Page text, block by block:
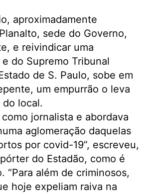
aproximadamente
sede do Governo,
e reivindicar uma
do Supremo Tribunal
de S. Paulo, sobe em
um empurrão o leva
local.
jornalista e abordava
aglomeração daquelas
por covid-19”, escreveu,
do Estadão, como é
“Para além de criminosos,
hoje expeliam raiva na